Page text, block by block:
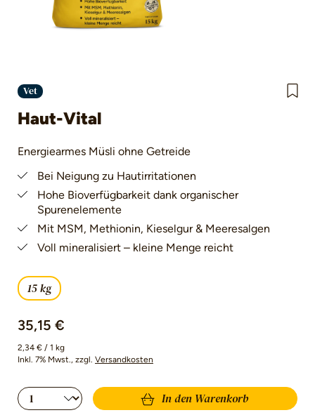
Haut-Vital
Vet
Energiearmes Müsli ohne Getreide
Bei Neigung zu Hautirritationen
Hohe Bioverfügbarkeit dank organischer
Spurenelemente
Mit MSM, Methionin, Kieselgur & Meeresalgen
Voll mineralisiert – kleine Menge reicht
15 kg
35,15 €
2,34 € / 1 kg
Inkl. 7% Mwst., zzgl. Versandkosten
Produkt Anzahl: Gib den gewünschten
In den Warenkorb